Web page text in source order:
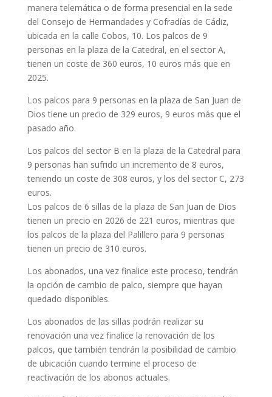
manera telemática o de forma presencial en la sede
del Consejo de Hermandades y Cofradías de Cádiz,
ubicada en la calle Cobos, 10. Los palcos de 9
personas en la plaza de la Catedral, en el sector A,
tienen un coste de 360 euros, 10 euros más que en
2025.
Los palcos para 9 personas en la plaza de San Juan de
Dios tiene un precio de 329 euros, 9 euros más que el
pasado año.
Los palcos del sector B en la plaza de la Catedral para
9 personas han sufrido un incremento de 8 euros,
teniendo un coste de 308 euros, y los del sector C, 273
euros.
Los palcos de 6 sillas de la plaza de San Juan de Dios
tienen un precio en 2026 de 221 euros, mientras que
los palcos de la plaza del Palillero para 9 personas
tienen un precio de 310 euros.
Los abonados, una vez finalice este proceso, tendrán
la opción de cambio de palco, siempre que hayan
quedado disponibles.
Los abonados de las sillas podrán realizar su
renovación una vez finalice la renovación de los
palcos, que también tendrán la posibilidad de cambio
de ubicación cuando termine el proceso de
reactivación de los abonos actuales.